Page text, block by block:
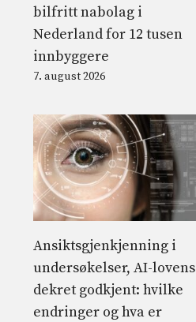
bilfritt nabolag i
Nederland for 12 tusen
innbyggere
7. august 2026
Ansiktsgjenkjenning i
undersøkelser, AI-lovens
dekret godkjent: hvilke
endringer og hva er